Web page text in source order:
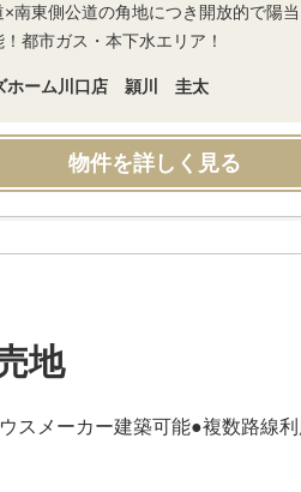
×南東側公道の角地につき開放的で陽
都市ガス・本下水エリア！
ホーム川口店 頴川 圭太
物件を詳しく見る
地
スメーカー建築可能●複数路